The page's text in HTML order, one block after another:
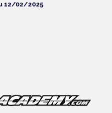
12/02/2025